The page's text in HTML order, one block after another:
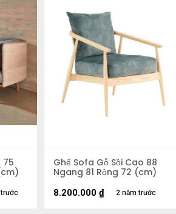
75
Ghế Sofa Gỗ Sồi Cao 88
Ngang 81 Rộng 72 (cm)
2 năm trước
8.200.000 ₫